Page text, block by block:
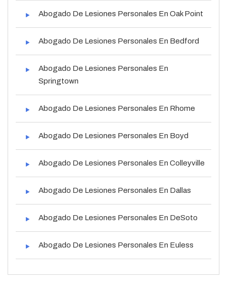
Abogado De Lesiones Personales En Oak Point
Abogado De Lesiones Personales En Bedford
Abogado De Lesiones Personales En
Springtown
Abogado De Lesiones Personales En Rhome
Abogado De Lesiones Personales En Boyd
Abogado De Lesiones Personales En Colleyville
Abogado De Lesiones Personales En Dallas
Abogado De Lesiones Personales En DeSoto
Abogado De Lesiones Personales En Euless